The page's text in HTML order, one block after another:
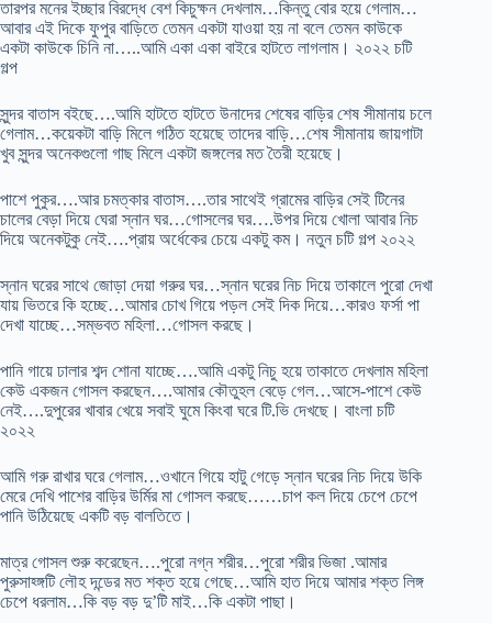
তারপর মনের ইচ্ছার বিরদ্ধে বেশ কিচুক্ষন দেখলাম…কিন্তু বোর হয়ে গেলাম…
আবার এই দিকে ফুপুর বাড়িতে তেমন একটা যাওয়া হয় না বলে তেমন কাউকে
একটা কাউকে চিনি না…..আমি একা একা বাইরে হাটতে লাগলাম। ২০২২ চটি
গল্প
সুন্দর বাতাস বইছে….আমি হাটতে হাটতে উনাদের শেষের বাড়ির শেষ সীমানায় চলে
গেলাম…কয়েকটা বাড়ি মিলে গঠিত হয়েছে তাদের বাড়ি…শেষ সীমানায় জায়গাটা
খুব সুন্দর অনেকগুলো গাছ মিলে একটা জঙ্গলের মত তৈরী হয়েছে।
পাশে পুকুর….আর চমত্কার বাতাস….তার সাথেই গ্রামের বাড়ির সেই টিনের
চালের বেড়া দিয়ে ঘেরা স্নান ঘর…গোসলের ঘর….উপর দিয়ে খোলা আবার নিচ
দিয়ে অনেকটুকু নেই….প্রায় অর্ধেকের চেয়ে একটু কম। নতুন চটি গল্প ২০২২
স্নান ঘরের সাথে জোড়া দেয়া গরুর ঘর…স্নান ঘরের নিচ দিয়ে তাকালে পুরো দেখা
যায় ভিতরে কি হচ্ছে…আমার চোখ গিয়ে পড়ল সেই দিক দিয়ে…কারও ফর্সা পা
দেখা যাচ্ছে…সম্ভবত মহিলা…গোসল করছে।
পানি গায়ে ঢালার শব্দ শোনা যাচ্ছে….আমি একটু নিচু হয়ে তাকাতে দেখলাম মহিলা
কেউ একজন গোসল করছেন….আমার কৌতুহল বেড়ে গেল…আসে-পাশে কেউ
নেই….দুপুরের খাবার খেয়ে সবাই ঘুমে কিংবা ঘরে টি.ভি দেখছে। বাংলা চটি
২০২২
আমি গরু রাখার ঘরে গেলাম…ওখানে গিয়ে হাটু গেড়ে স্নান ঘরের নিচ দিয়ে উকি
মেরে দেখি পাশের বাড়ির উর্মির মা গোসল করছে……চাপ কল দিয়ে চেপে চেপে
পানি উঠিয়েছে একটি বড় বালতিতে।
মাত্র গোসল শুরু করেছেন….পুরো নগ্ন শরীর…পুরো শরীর ভিজা .আমার
পুরুসাহ্ঙ্গটি লৌহ দন্ডের মত শক্ত হয়ে গেছে…আমি হাত দিয়ে আমার শক্ত লিঙ্গ
চেপে ধরলাম…কি বড় বড় দু’টি মাই…কি একটা পাছা।